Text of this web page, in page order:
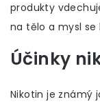
produkty
na tělo a mysl se
Účinky
Nikotin je známý